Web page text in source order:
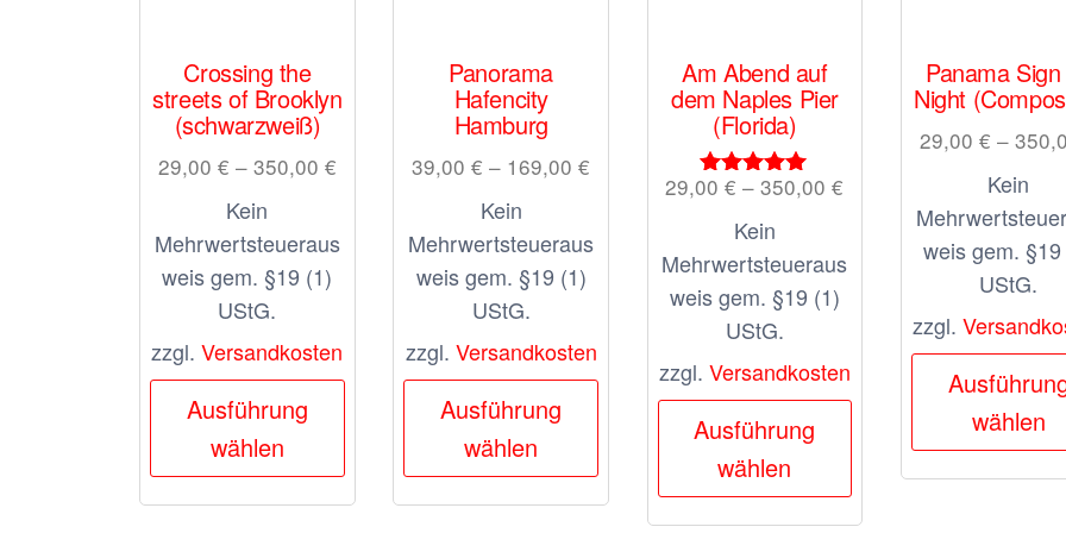
Crossing the
streets of Brooklyn
(schwarzweiß)
29,00 € – 350,00 €
Kein
Mehrwertsteueraus
weis gem. §19 (1)
UStG.
zzgl.Versandkosten
Ausführung
wählen
Dieses
weist
mehrere
Panorama
Hafencity
Hamburg
39,00€ – 169,00€
Kein
Mehrwertsteueraus
weis gem. §19 (1)
UStG.
zzgl. Versandkosten
Ausführung
wählen
Dieses
weist
mehrere
Am Abend auf
dem Naples Pier
(Florida)
Bewertet
5.00
29,00€ –350,00€
Kein
Mehrwertsteueraus
weis gem. §19 (1)
UStG.
zzgl. Versandkosten
Ausführung
wählen
Dieses
Produkt
weist
mehrere
Panama
Night
29,00 € –
Kein
weis gem.
UStG.
zzgl.
wählen